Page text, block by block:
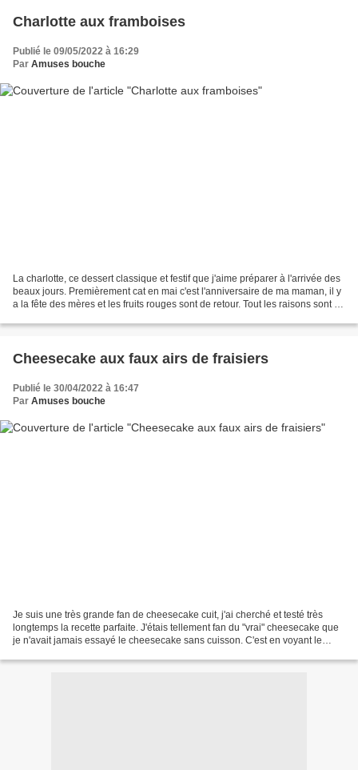
Charlotte aux framboises
Publié le 09/05/2022 à 16:29
Par Amuses bouche
La charlotte, ce dessert classique et festif que j'aime préparer à l'arrivée des
beaux jours. Premièrement cat en mai c'est l'anniversaire de ma maman, il y
a la fête des mères et les fruits rouges sont de retour. Tout les raisons sont là
Cheesecake aux faux airs de fraisiers
Publié le 30/04/2022 à 16:47
Par Amuses bouche
Je suis une très grande fan de cheesecake cuit, j'ai cherché et testé très
longtemps la recette parfaite. J'étais tellement fan du "vrai" cheesecake que
je n'avait jamais essayé le cheesecake sans cuisson. C'est en voyant le